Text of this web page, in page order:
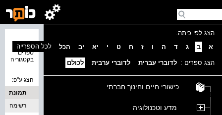
הצג לפי כיתה:
א
ב ג ד ה ו ז ח ט י יא יב הכל
הצג ספרים : לדוברי עברית לדוברי ערבית לכולם
כישורי חיים וחינוך חברתי
מדע וטכנולוגיה
ספרים
בקטגוריה
לכל הספרייה
הצג ע''פ:
תמונת
כריכה
רשימה